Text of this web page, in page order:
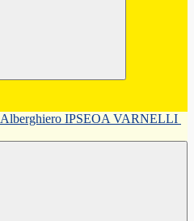
Alberghiero IPSEOA VARNELLI